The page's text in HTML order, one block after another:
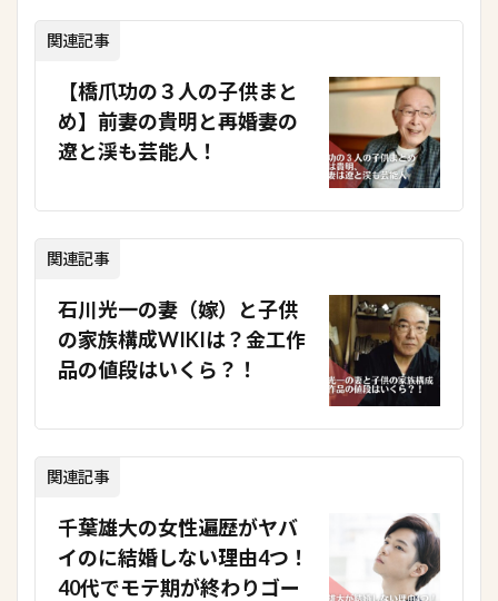
関連記事
【橋爪功の３人の子供まと
め】前妻の貴明と再婚妻の
遼と渓も芸能人！
関連記事
石川光一の妻（嫁）と子供
の家族構成WIKIは？金工作
品の値段はいくら？！
関連記事
千葉雄大の女性遍歴がヤバ
イのに結婚しない理由4つ！
40代でモテ期が終わりゴー